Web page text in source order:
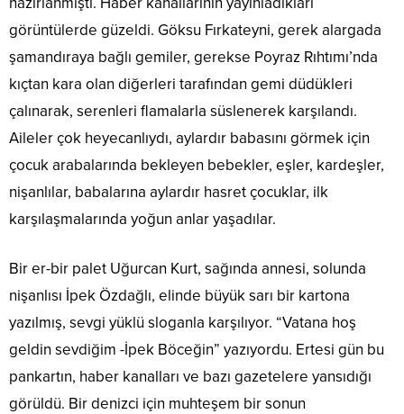
görüntülerde güzeldi. Göksu Fırkateyni, gerek alargada
şamandıraya bağlı gemiler, gerekse Poyraz Rıhtımı’nda
kıçtan kara olan diğerleri tarafından gemi düdükleri
çalınarak, serenleri flamalarla süslenerek karşılandı.
Aileler çok heyecanlıydı, aylardır babasını görmek için
çocuk arabalarında bekleyen bebekler, eşler, kardeşler,
nişanlılar, babalarına aylardır hasret çocuklar, ilk
karşılaşmalarında yoğun anlar yaşadılar.
Bir er-bir palet Uğurcan Kurt, sağında annesi, solunda
nişanlısı İpek Özdağlı, elinde büyük sarı bir kartona
yazılmış, sevgi yüklü sloganla karşılıyor. “Vatana hoş
geldin sevdiğim -İpek Böceğin” yazıyordu. Ertesi gün bu
pankartın, haber kanalları ve bazı gazetelere yansıdığı
görüldü. Bir denizci için muhteşem bir sonun